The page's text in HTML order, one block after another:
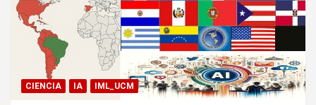
CIENCIA IA IML_UCM